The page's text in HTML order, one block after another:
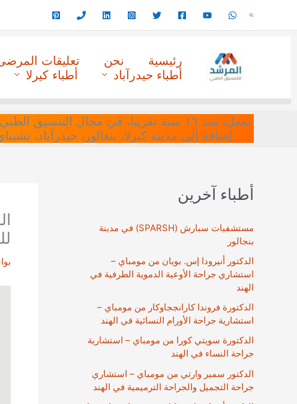
البحث
رئيسية نحن تعليقات
أطباء حيدرآباد
أطباء كيرلا
نعمل، منذ ١٦ سنة تقريبا، في مجال
إضافة إلى مدينة كيرلا، بنغالور، حيدرآباد،
أطباء آخرين
مستشفيات سبارش (SPARSH) في مدينة
بنجالور
الدكتور أنيرودا إس. بويان من مومباي –
استشاري جراحة الأوعية الدموية الطرفية في
الهند
الدكتورة فروندا كارانججاوكار من مومباي –
استشارية جراحة الأورام النسائية في الهند
الدكتورة سويتي كورا من مومباي – استشارية
جراحة النساء في الهند
الدكتور سمير وارتي من مومباي – استشاري
جراحة التجميل والجراحة الترميمية في الهند